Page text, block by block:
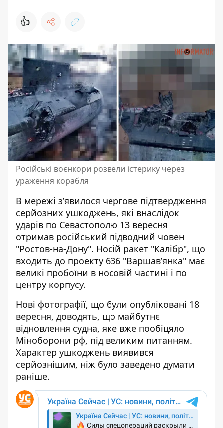
👍
Російські воєнкори розвели істерику через
ураження корабля
В мережі зʼявилося чергове підтвердження
серйозних ушкоджень, які внаслідок
ударів по Севастополю 13 вересня
отримав російський підводний човен
"Ростов-на-Дону". Носій ракет "Калібр", що
входить до проекту 636 "Варшавʼянка" має
великі пробоїни в носовій частині і по
центру корпусу.
Нові фотографії, що були опубліковані 18
вересня, доводять, що майбутнє
відновлення судна, яке вже пообіцяло
Міноборони рф, під великим питанням.
Характер ушкоджень виявився
серйознішим, ніж було заведено думати
раніше.